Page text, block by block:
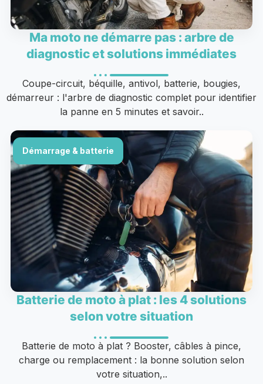
Ma moto ne démarre pas : arbre de
diagnostic et solutions immédiates
Coupe-circuit, béquille, antivol, batterie, bougies,
démarreur : l'arbre de diagnostic complet pour identifier
la panne en 5 minutes et savoir..
Démarrage & batterie
Batterie de moto à plat : les 4 solutions
selon votre situation
Batterie de moto à plat ? Booster, câbles à pince,
charge ou remplacement : la bonne solution selon
votre situation,..